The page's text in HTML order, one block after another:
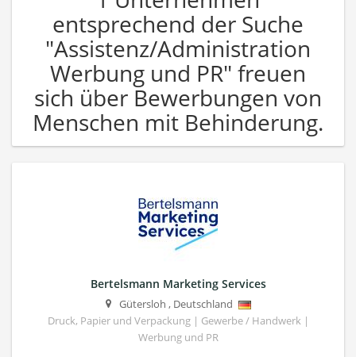
entsprechend der Suche
"Assistenz/Administration
Werbung und PR" freuen
sich über Bewerbungen von
Menschen mit Behinderung.
Bertelsmann Marketing Services
Gütersloh , Deutschland
Druck, Papier und Verpackung | Gewerbe / Handwerk |
Werbung und PR